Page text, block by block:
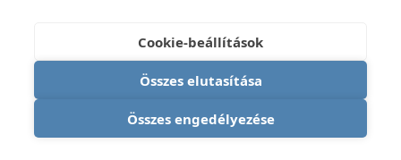
Cookie-beállítások
Összes elutasítása
Összes engedélyezése